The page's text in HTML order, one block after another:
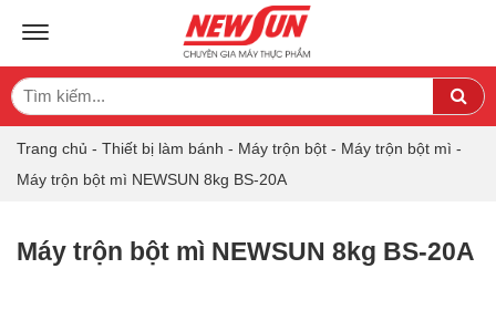
TOGGLE NAVIGATION
Search
for:
Trang chủ - Thiết bị làm bánh - Máy trộn bột - Máy trộn bột mì -
Máy trộn bột mì NEWSUN 8kg BS-20A
Máy trộn bột mì NEWSUN 8kg BS-20A